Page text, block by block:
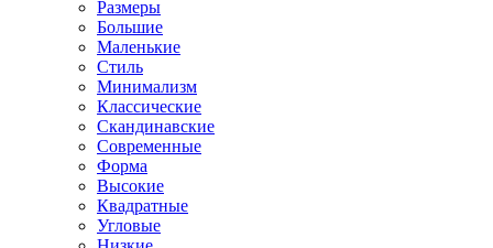
Размеры
Большие
Маленькие
Стиль
Минимализм
Классические
Скандинавские
Современные
Форма
Высокие
Квадратные
Угловые